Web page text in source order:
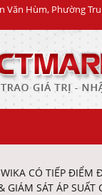
Văn Hùm, Phường
CÓ TIẾP ĐIỂM
SÁT ÁP SUẤT